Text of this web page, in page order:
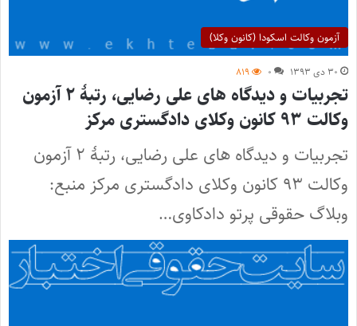
آزمون وکالت اسکودا (کانون وکلا)
۳۰ دی ۱۳۹۳ ۰ ۸۱۹
تجربیات و دیدگاه های علی رضایی، رتبۀ ۲ آزمون
وکالت ۹۳ کانون وکلای دادگستری مرکز
تجربیات و دیدگاه های علی رضایی، رتبۀ ۲ آزمون
وکالت ۹۳ کانون وکلای دادگستری مرکز منبع:
وبلاگ حقوقی پرتو دادکاوی…